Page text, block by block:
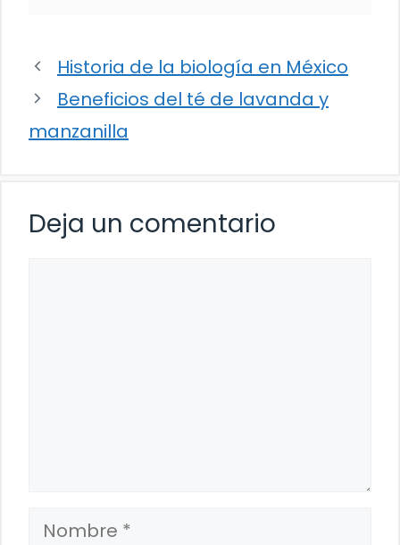
Historia de la biología en México
Beneficios del té de lavanda y
manzanilla
Deja un comentario
Nombre